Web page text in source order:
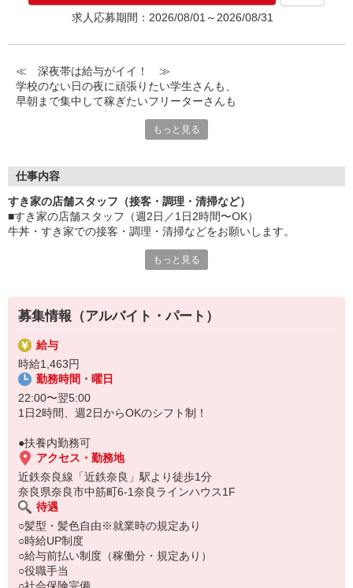
求人応募期間：2026/08/01～2026/08/31
≪ 深夜帯は給与がイイ！ ≫
学校のない日の夜に頑張りたい学生さんも、
早朝まで集中して稼ぎたいフリーターさんも
オシャレを捨てる必要はありません！
急な出費も安心♪
■社員登用あり
将来を考えている方は必見です。
なか卯、かつ庵、ココス、ジョリーパスタ、ビッグボーイ、華屋
ョーグループ！
その中のひとつ『すき家』でお仕事しませんか？
もっと見る
仕事内容
すき家の店舗スタッフ（接客・調理・清掃など）
■すき家の店舗スタッフ（週2日／1日2時間〜OK）
牛丼・すき家での接客・調理・清掃などをお願いします。
あなたの笑顔で！
すばやく提供！
他にも、食材の調整や金銭管理、新しく入社したクルーの研修など
様々なお仕事があります。
セルフオーダー、セルフ会計で、現金の受け渡しはほとんどありま
せん。※一部店舗を除く
取り間違いもなく安心でスムーズ♪
マニュアルも用意していますので飲食店が初めての方でも大丈夫！
もちろん先輩クルーがしっかり教えてくれるので安心してくださ
い。
もっと見る
募集情報（アルバイト・パート）
給与
時給1,463円
勤務時間・曜日
22:00〜翌5:00
1日2時間、週2日からOKのシフト制！
●扶養内勤務可
アクセス・勤務地
近鉄奈良線「近鉄奈良」駅より徒歩1分
奈良県奈良市中筋町6-1奈良ラインハウス1F
待遇
○髪型・髪色自由※就業時の規定あり
○時給UP制度
○給与前払い制度（稼働分・規定あり）
○役職手当